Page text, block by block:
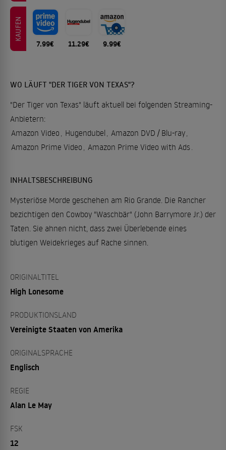
KAUFEN
7.99€ 11.29€ 9.99€
WO LÄUFT "DER TIGER VON TEXAS"?
"Der Tiger von Texas" läuft aktuell bei folgenden Streaming-
Anbietern:
Amazon Video
Hugendubel Amazon DVD / Blu-ray
Amazon Prime Video
Amazon Prime Video with Ads
INHALTSBESCHREIBUNG
Mysteriöse Morde geschehen am Rio Grande. Die Rancher
bezichtigen den Cowboy "Waschbär" (John Barrymore Jr.) der
Taten. Sie ahnen nicht, dass zwei Überlebende eines
blutigen Weidekrieges auf Rache sinnen.
ORIGINALTITEL
High Lonesome
PRODUKTIONSLAND
Vereinigte Staaten von Amerika
ORIGINALSPRACHE
Englisch
REGIE
Alan Le May
FSK
12